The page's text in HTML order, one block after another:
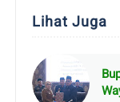
Lihat Juga